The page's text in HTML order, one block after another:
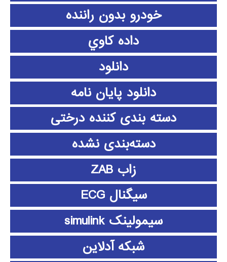
خودرو بدون راننده
داده كاوي
دانلود
دانلود پايان نامه
دسته بندی کننده درختی
دسته‌بندی نشده
زاب ZAB
سیگنال ECG
سیمولینک simulink
شبکه آدلاین